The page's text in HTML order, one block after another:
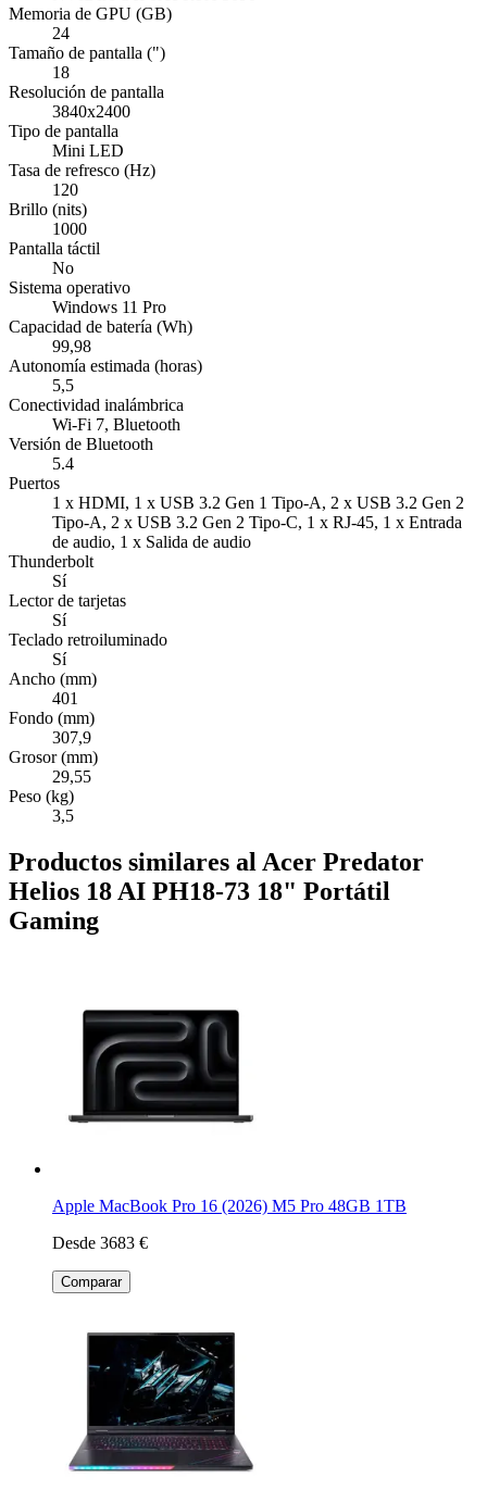
Memoria de GPU (GB)
24
Tamaño de pantalla (")
18
Resolución de pantalla
3840x2400
Tipo de pantalla
Mini LED
Tasa de refresco (Hz)
120
Brillo (nits)
1000
Pantalla táctil
No
Sistema operativo
Windows 11 Pro
Capacidad de batería (Wh)
99,98
Autonomía estimada (horas)
5,5
Conectividad inalámbrica
Wi-Fi 7, Bluetooth
Versión de Bluetooth
5.4
Puertos
1 x HDMI, 1 x USB 3.2 Gen 1 Tipo-A, 2 x USB 3.2 Gen 2
Tipo-A, 2 x USB 3.2 Gen 2 Tipo-C, 1 x RJ-45, 1 x Entrada
de audio, 1 x Salida de audio
Thunderbolt
Sí
Lector de tarjetas
Sí
Teclado retroiluminado
Sí
Ancho (mm)
401
Fondo (mm)
307,9
Grosor (mm)
29,55
Peso (kg)
3,5
Productos similares al Acer Predator
Helios 18 AI PH18-73 18" Portátil
Gaming
Apple MacBook Pro 16 (2026) M5 Pro 48GB 1TB
Desde 3683 €
Comparar